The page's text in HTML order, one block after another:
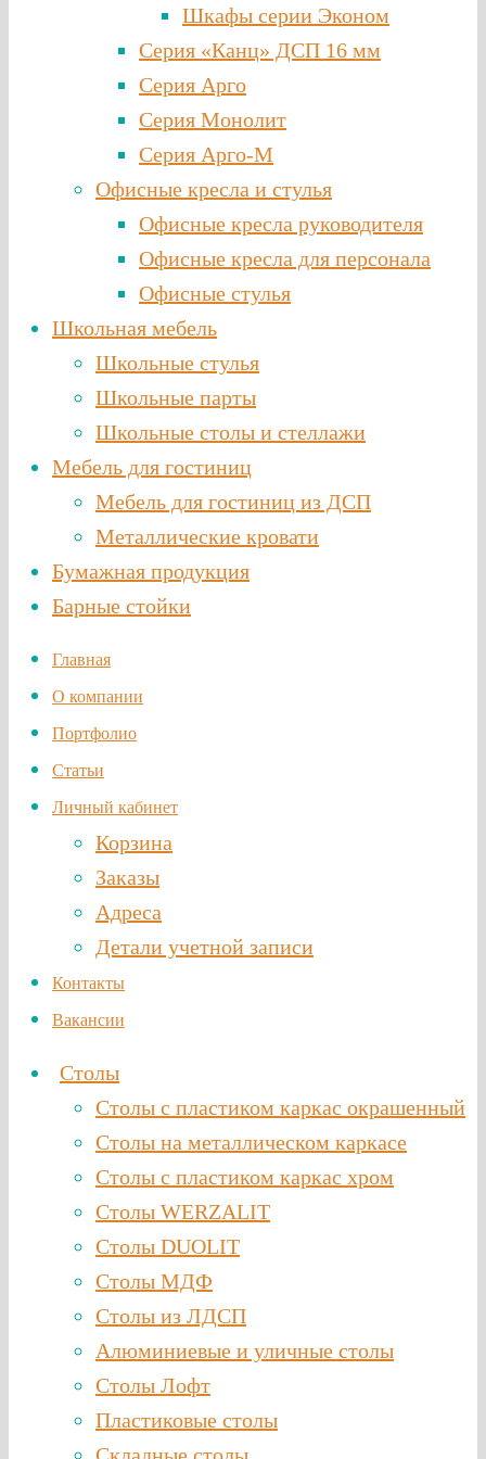
Шкафы серии Эконом
Серия «Канц» ДСП 16 мм
Серия Арго
Серия Монолит
Серия Арго-М
Офисные кресла и стулья
Офисные кресла руководителя
Офисные кресла для персонала
Офисные стулья
Школьная мебель
Школьные стулья
Школьные парты
Школьные столы и стеллажи
Мебель для гостиниц
Мебель для гостиниц из ДСП
Металлические кровати
Бумажная продукция
Барные стойки
Главная
О компании
Портфолио
Статьи
Личный кабинет
Корзина
Заказы
Адреса
Детали учетной записи
Контакты
Вакансии
Столы
Столы с пластиком каркас окрашенный
Столы на металлическом каркасе
Столы с пластиком каркас хром
Столы WERZALIT
Столы DUOLIT
Столы МДФ
Столы из ЛДСП
Алюминиевые и уличные столы
Столы Лофт
Пластиковые столы